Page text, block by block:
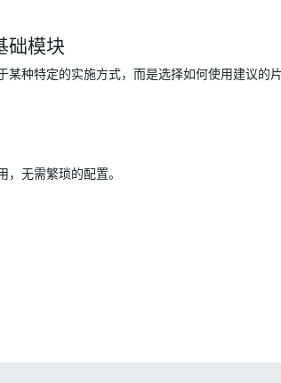
础模块
某种特定的实施方式，而是选择如何使用建议的片
，无需繁琐的配置。